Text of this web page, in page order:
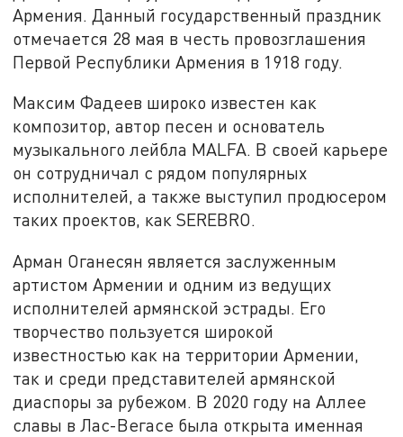
Армения. Данный государственный праздник
отмечается 28 мая в честь провозглашения
Первой Республики Армения в 1918 году.
Максим Фадеев широко известен как
композитор, автор песен и основатель
музыкального лейбла MALFA. В своей карьере
он сотрудничал с рядом популярных
исполнителей, а также выступил продюсером
таких проектов, как SEREBRO.
Арман Оганесян является заслуженным
артистом Армении и одним из ведущих
исполнителей армянской эстрады. Его
творчество пользуется широкой
известностью как на территории Армении,
так и среди представителей армянской
диаспоры за рубежом. В 2020 году на Аллее
славы в Лас-Вегасе была открыта именная